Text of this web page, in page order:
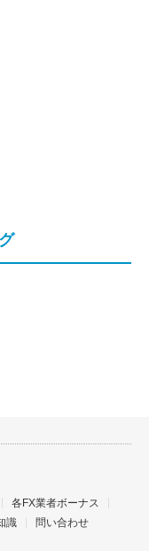
各FX業者ボーナス
識 問い合わせ